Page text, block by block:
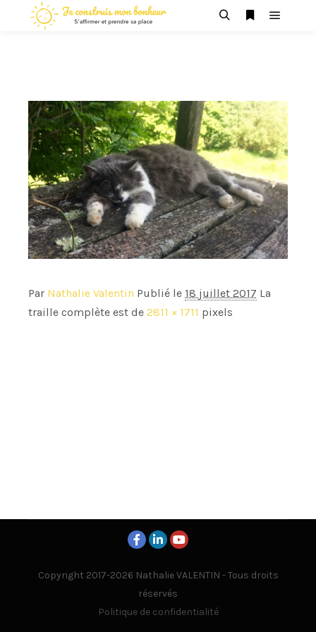
Par Nathalie Valentin Publié le 18 juillet 2017 La
traille complète est de 2811 × 1711 pixels
Copyright 2017-2026 Nathalie VALENTIN - Tous droits
réservés
Politique de confidentialité